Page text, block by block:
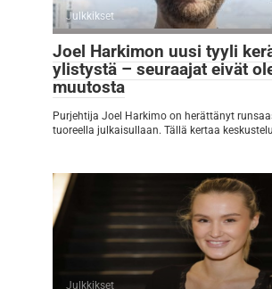
Julkkikset
Joel Harkimon uusi tyyli
ylistystä – seuraajat eivät
muutosta
Purjehtija Joel Harkimo on herättänyt
tuoreella julkaisullaan. Tällä kertaa
Julkkikset